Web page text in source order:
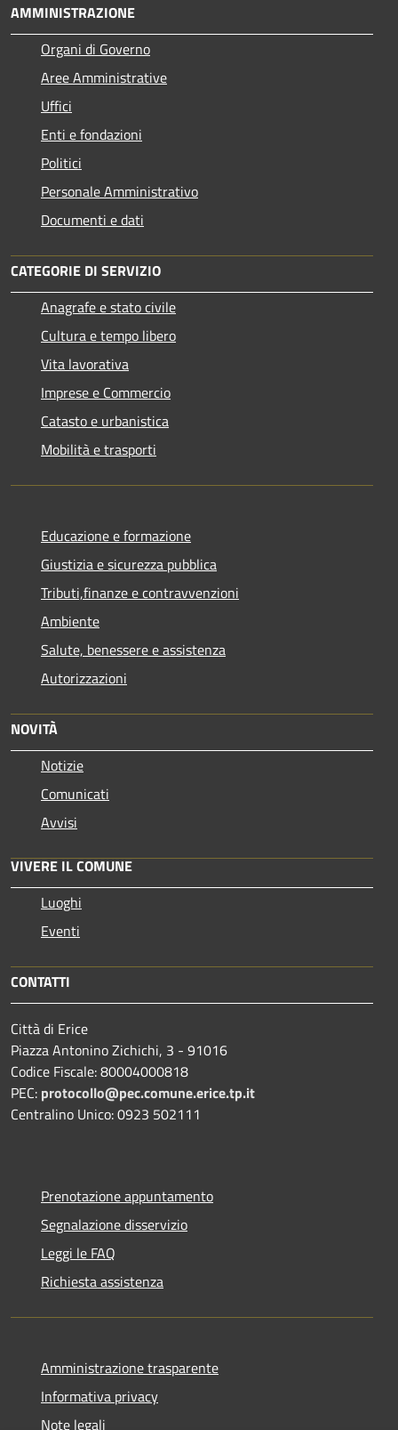
AMMINISTRAZIONE
Organi di Governo
Aree Amministrative
Uffici
Enti e fondazioni
Politici
Personale Amministrativo
Documenti e dati
CATEGORIE DI SERVIZIO
Anagrafe e stato civile
Cultura e tempo libero
Vita lavorativa
Imprese e Commercio
Catasto e urbanistica
Mobilità e trasporti
Educazione e formazione
Giustizia e sicurezza pubblica
Tributi,finanze e contravvenzioni
Ambiente
Salute, benessere e assistenza
Autorizzazioni
NOVITÀ
Notizie
Comunicati
Avvisi
VIVERE IL COMUNE
Luoghi
Eventi
CONTATTI
Città di Erice
Piazza Antonino Zichichi, 3 - 91016
Codice Fiscale: 80004000818
PEC: protocollo@pec.comune.erice.tp.it
Centralino Unico: 0923 502111
Prenotazione appuntamento
Segnalazione disservizio
Leggi le FAQ
Richiesta assistenza
Amministrazione trasparente
Informativa privacy
Note legali